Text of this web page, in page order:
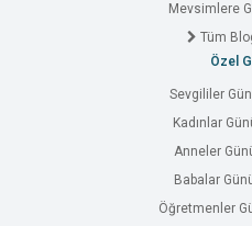
Mevsimlere
Tüm
Özel
Sevgililer
Kadınlar
Anneler
Babalar
Öğretmenler